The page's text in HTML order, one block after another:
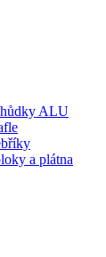
ALU
a plátna